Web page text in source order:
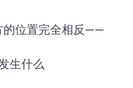
的位置完全相反——
生什么